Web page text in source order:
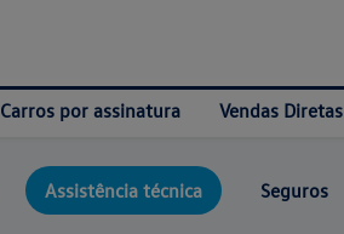
Carros por assinatura Vendas Diretas
Assistência técnica Seguros